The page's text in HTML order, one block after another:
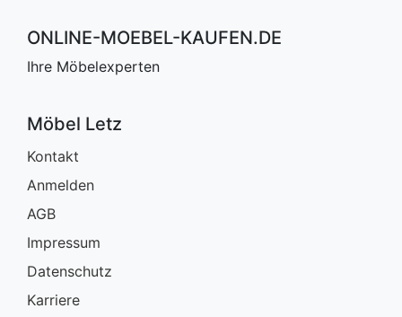
ONLINE-MOEBEL-KAUFEN.DE
Ihre Möbelexperten
Möbel Letz
Kontakt
Anmelden
AGB
Impressum
Datenschutz
Karriere